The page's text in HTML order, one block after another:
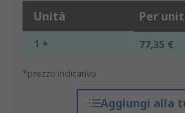
Unità Per
1 + 77,35 €
*prezzo indicativo
Aggiungi alla